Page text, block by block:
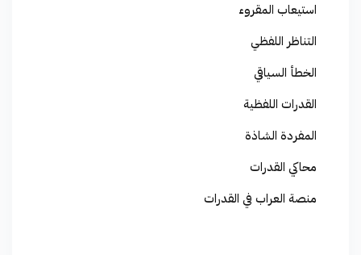
استيعاب المقروء
التناظر اللفظي
الخطأ السياقي
القدرات اللفظية
المفردة الشاذة
محاكي القدرات
منصة العراب في القدرات